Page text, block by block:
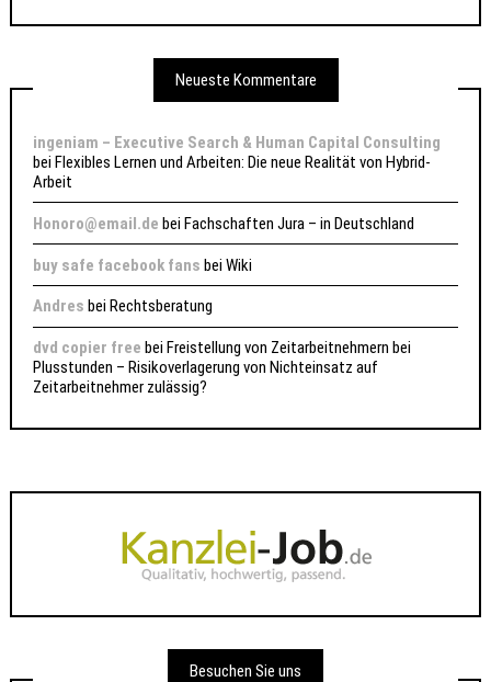
Neueste Kommentare
ingeniam – Executive Search & Human Capital Consulting
beiFlexibles Lernen und Arbeiten: Die neue Realität von Hybrid-
Arbeit
Honoro@email.de beiFachschaften Jura – in Deutschland
buy safe facebook fans beiWiki
Andres beiRechtsberatung
dvd copier free beiFreistellung von Zeitarbeitnehmern bei
Plusstunden – Risikoverlagerung von Nichteinsatz auf
Zeitarbeitnehmer zulässig?
Besuchen Sie uns